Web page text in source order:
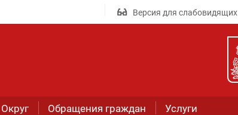
Версия для слабовидящих
Округ Обращения граждан Услуги